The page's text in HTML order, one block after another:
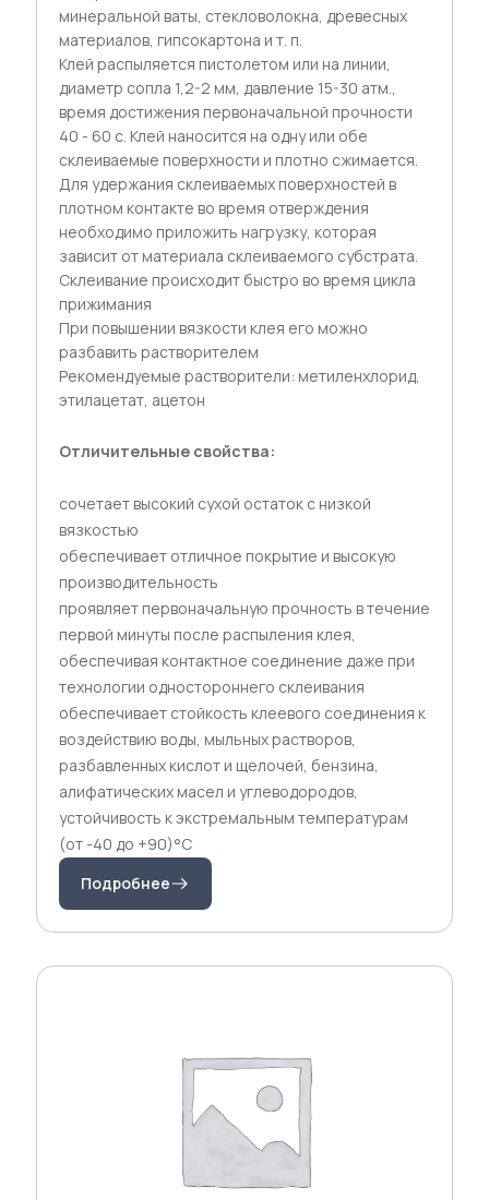
минеральной ваты, стекловолокна, древесных
материалов, гипсокартона и т. п.
Клей распыляется пистолетом или на линии,
диаметр сопла 1,2-2 мм, давление 15-30 атм.,
время достижения первоначальной прочности
40 - 60 с. Клей наносится на одну или обе
склеиваемые поверхности и плотно сжимается.
Для удержания склеиваемых поверхностей в
плотном контакте во время отверждения
необходимо приложить нагрузку, которая
зависит от материала склеиваемого субстрата.
Склеивание происходит быстро во время цикла
прижимания
При повышении вязкости клея его можно
разбавить растворителем
Рекомендуемые растворители: метиленхлорид,
этилацетат, ацетон
Отличительные свойства:
сочетает высокий сухой остаток с низкой
вязкостью
обеспечивает отличное покрытие и высокую
производительность
проявляет первоначальную прочность в течение
первой минуты после распыления клея,
обеспечивая контактное соединение даже при
технологии одностороннего склеивания
обеспечивает стойкость клеевого соединения к
воздействию воды, мыльных растворов,
разбавленных кислот и щелочей, бензина,
алифатических масел и углеводородов,
устойчивость к экстремальным температурам
(от -40 до +90)°C
Подробнее